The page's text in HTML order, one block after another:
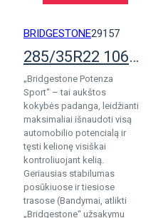
BRIDGESTONE29157
285/35R22 106Y Bridgestone Potenza Sport Evo Enliten
„Bridgestone Potenza
Sport“ – tai aukštos
kokybės padanga, leidžianti
maksimaliai išnaudoti visą
automobilio potencialą ir
tęsti kelionę visiškai
kontroliuojant kelią.
Geriausias stabilumas
posūkiuose ir tiesiose
trasose (Bandymai, atlikti
„Bridgestone“ užsakymu